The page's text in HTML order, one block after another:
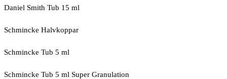
Daniel Smith Tub 15 ml
Schmincke Halvkoppar
Schmincke Tub 5 ml
Schmincke Tub 5 ml Super Granulation